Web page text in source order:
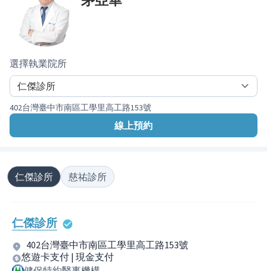
健康主題館
選擇執業院所
402台灣臺中市南區工學里高工路153號
線上預約
仁傑診所 慈祐診所
仁傑診所
402台灣臺中市南區工學里高工路153號
悠遊卡支付 | 現金支付